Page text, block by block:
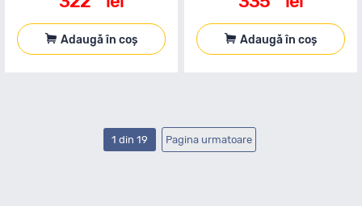
Adaugă în coș Adaugă în coș
1 din 19 Pagina urmatoare